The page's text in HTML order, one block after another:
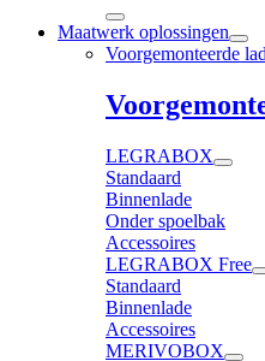
Maatwerk oplossingen
Voorgemonteerde
LEGRABOX
Standaard
Binnenlade
Onder spoelbak
Accessoires
LEGRABOX Free
Standaard
Binnenlade
Accessoires
MERIVOBOX